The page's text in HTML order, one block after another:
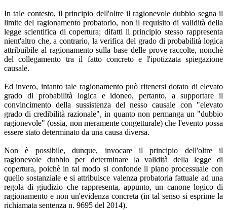
In tale contesto, il principio dell'oltre il ragionevole dubbio segna il
limite del ragionamento probatorio, non il requisito di validità della
legge scientifica di copertura; difatti il principio stesso rappresenta
nient'altro che, a contrario, la verifica del grado di probabilità logica
attribuibile al ragionamento sulla base delle prove raccolte, nonchè
del collegamento tra il fatto concreto e l'ipotizzata spiegazione
causale.
Ed invero, intanto tale ragionamento può ritenersi dotato di elevato
grado di probabilità logica e idoneo, pertanto, a supportare il
convincimento della sussistenza del nesso causale con "elevato
grado di credibilità razionale", in quanto non permanga un "dubbio
ragionevole" (ossia, non meramente congetturale) che l'evento possa
essere stato determinato da una causa diversa.
Non è possibile, dunque, invocare il principio dell'oltre il
ragionevole dubbio per determinare la validità della legge di
copertura, poichè in tal modo si confonde il piano processuale con
quello sostanziale e si attribuisce valenza probatoria fattuale ad una
regola di giudizio che rappresenta, appunto, un canone logico di
ragionamento e non un'evidenza concreta (in tal senso si esprime la
richiamata sentenza n. 9695 del 2014).